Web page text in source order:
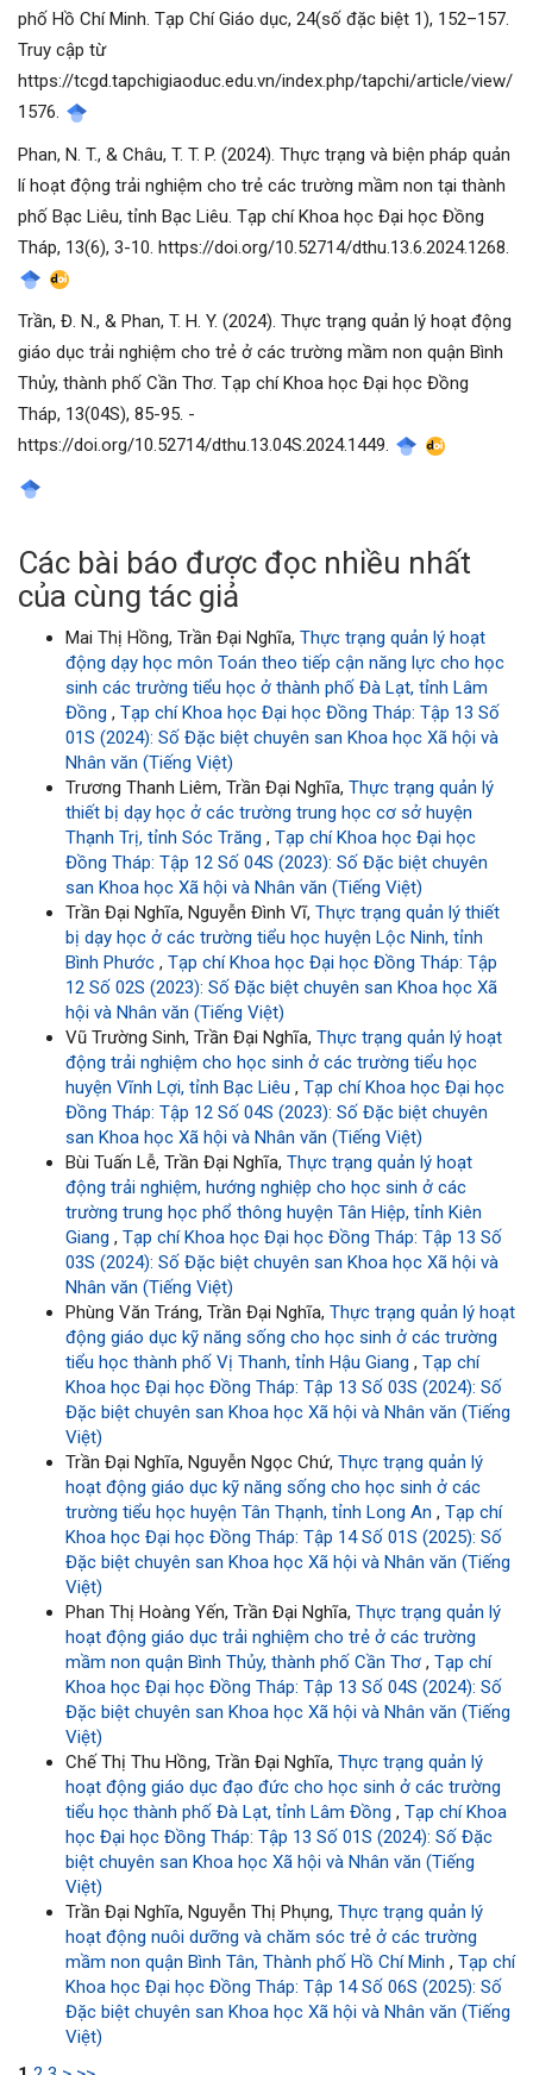
phố Hồ Chí Minh. Tạp Chí Giáo dục, 24(số đặc biệt 1), 152–157.
Truy cập từ
https://tcgd.tapchigiaoduc.edu.vn/index.php/tapchi/article/view/
1576.
Phan, N. T., & Châu, T. T. P. (2024). Thực trạng và biện pháp quản
lí hoạt động trải nghiệm cho trẻ các trường mầm non tại thành
phố Bạc Liêu, tỉnh Bạc Liêu. Tạp chí Khoa học Đại học Đồng
Tháp, 13(6), 3-10. https://doi.org/10.52714/dthu.13.6.2024.1268.
Trần, Đ. N., & Phan, T. H. Y. (2024). Thực trạng quản lý hoạt động
giáo dục trải nghiệm cho trẻ ở các trường mầm non quận Bình
Thủy, thành phố Cần Thơ. Tạp chí Khoa học Đại học Đồng
Tháp, 13(04S), 85-95. -
https://doi.org/10.52714/dthu.13.04S.2024.1449.
Các bài báo được đọc nhiều nhất
của cùng tác giả
Mai Thị Hồng, Trần Đại Nghĩa, Thực trạng quản lý hoạt
động dạy học môn Toán theo tiếp cận năng lực cho học
sinh các trường tiểu học ở thành phố Đà Lạt, tỉnh Lâm
Đồng , Tạp chí Khoa học Đại học Đồng Tháp: Tập 13 Số
01S (2024): Số Đặc biệt chuyên san Khoa học Xã hội và
Nhân văn (Tiếng Việt)
Trương Thanh Liêm, Trần Đại Nghĩa, Thực trạng quản lý
thiết bị dạy học ở các trường trung học cơ sở huyện
Thạnh Trị, tỉnh Sóc Trăng , Tạp chí Khoa học Đại học
Đồng Tháp: Tập 12 Số 04S (2023): Số Đặc biệt chuyên
san Khoa học Xã hội và Nhân văn (Tiếng Việt)
Trần Đại Nghĩa, Nguyễn Đình Vĩ, Thực trạng quản lý thiết
bị dạy học ở các trường tiểu học huyện Lộc Ninh, tỉnh
Bình Phước , Tạp chí Khoa học Đại học Đồng Tháp: Tập
12 Số 02S (2023): Số Đặc biệt chuyên san Khoa học Xã
hội và Nhân văn (Tiếng Việt)
Vũ Trường Sinh, Trần Đại Nghĩa, Thực trạng quản lý hoạt
động trải nghiệm cho học sinh ở các trường tiểu học
huyện Vĩnh Lợi, tỉnh Bạc Liêu , Tạp chí Khoa học Đại học
Đồng Tháp: Tập 12 Số 04S (2023): Số Đặc biệt chuyên
san Khoa học Xã hội và Nhân văn (Tiếng Việt)
Bùi Tuấn Lễ, Trần Đại Nghĩa, Thực trạng quản lý hoạt
động trải nghiệm, hướng nghiệp cho học sinh ở các
trường trung học phổ thông huyện Tân Hiệp, tỉnh Kiên
Giang , Tạp chí Khoa học Đại học Đồng Tháp: Tập 13 Số
03S (2024): Số Đặc biệt chuyên san Khoa học Xã hội và
Nhân văn (Tiếng Việt)
Phùng Văn Tráng, Trần Đại Nghĩa, Thực trạng quản lý hoạt
động giáo dục kỹ năng sống cho học sinh ở các trường
tiểu học thành phố Vị Thanh, tỉnh Hậu Giang , Tạp chí
Khoa học Đại học Đồng Tháp: Tập 13 Số 03S (2024): Số
Đặc biệt chuyên san Khoa học Xã hội và Nhân văn (Tiếng
Việt)
Trần Đại Nghĩa, Nguyễn Ngọc Chứ, Thực trạng quản lý
hoạt động giáo dục kỹ năng sống cho học sinh ở các
trường tiểu học huyện Tân Thạnh, tỉnh Long An , Tạp chí
Khoa học Đại học Đồng Tháp: Tập 14 Số 01S (2025): Số
Đặc biệt chuyên san Khoa học Xã hội và Nhân văn (Tiếng
Việt)
Phan Thị Hoàng Yến, Trần Đại Nghĩa, Thực trạng quản lý
hoạt động giáo dục trải nghiệm cho trẻ ở các trường
mầm non quận Bình Thủy, thành phố Cần Thơ , Tạp chí
Khoa học Đại học Đồng Tháp: Tập 13 Số 04S (2024): Số
Đặc biệt chuyên san Khoa học Xã hội và Nhân văn (Tiếng
Việt)
Chế Thị Thu Hồng, Trần Đại Nghĩa, Thực trạng quản lý
hoạt động giáo dục đạo đức cho học sinh ở các trường
tiểu học thành phố Đà Lạt, tỉnh Lâm Đồng , Tạp chí Khoa
học Đại học Đồng Tháp: Tập 13 Số 01S (2024): Số Đặc
biệt chuyên san Khoa học Xã hội và Nhân văn (Tiếng
Việt)
Trần Đại Nghĩa, Nguyễn Thị Phụng, Thực trạng quản lý
hoạt động nuôi dưỡng và chăm sóc trẻ ở các trường
mầm non quận Bình Tân, Thành phố Hồ Chí Minh , Tạp chí
Khoa học Đại học Đồng Tháp: Tập 14 Số 06S (2025): Số
Đặc biệt chuyên san Khoa học Xã hội và Nhân văn (Tiếng
Việt)